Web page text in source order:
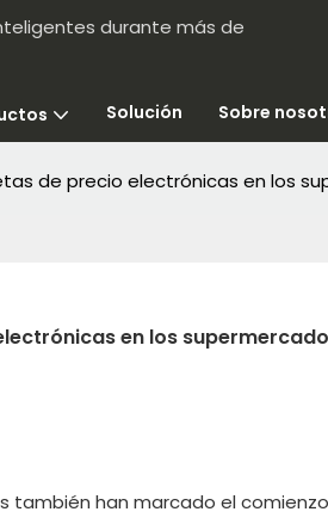
durante más de
Solución Sobre
de precio electrónicas en los
en los
también han marcado el